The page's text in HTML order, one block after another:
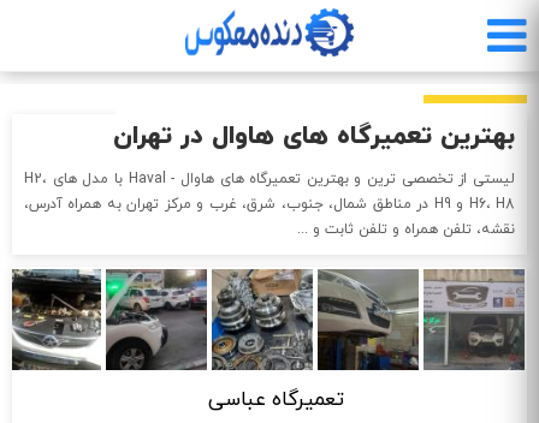
محتوای
بهترین تعمیرگاه های هاوال در تهران
لیستی از تخصصی ترین و بهترین تعمیرگاه های هاوال - Haval با مدل های H2،
H6، H8 و H9 در مناطق شمال، جنوب، شرق، غرب و مرکز تهران به همراه آدرس،
نقشه، تلفن همراه و تلفن ثابت و ...
تعمیرگاه عباسی